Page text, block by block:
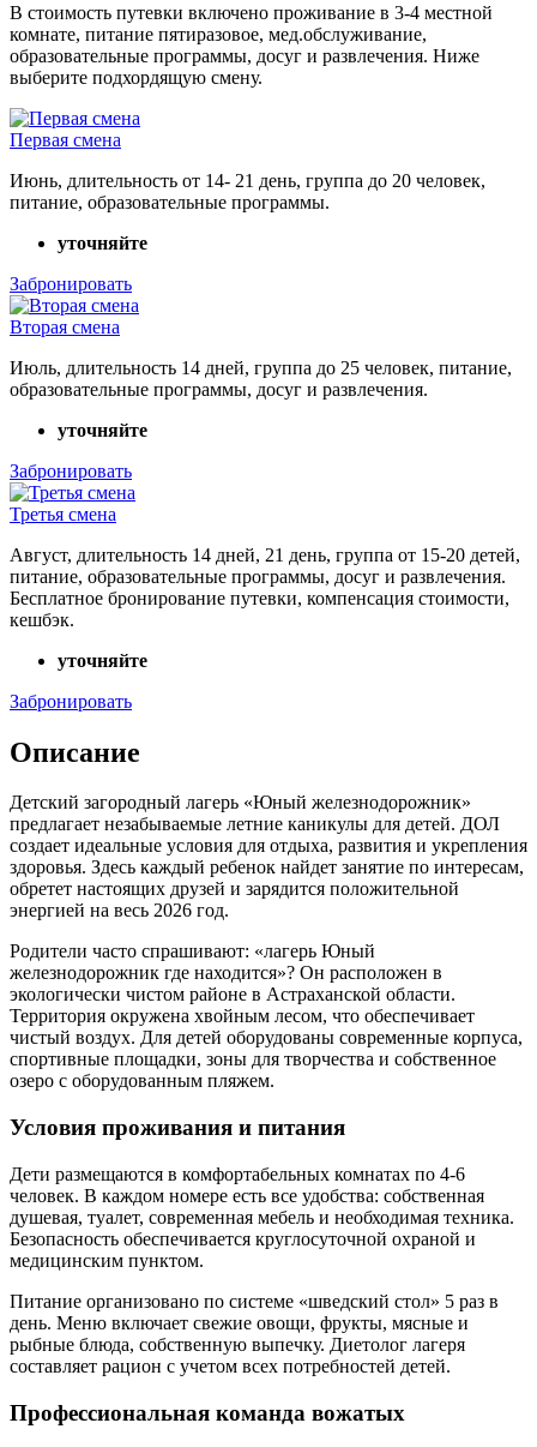
В стоимость путевки включено проживание в 3-4 местной
комнате, питание пятиразовое, мед.обслуживание,
образовательные программы, досуг и развлечения. Ниже
выберите подхордящую смену.
Первая смена
Июнь, длительность от 14- 21 день, группа до 20 человек,
питание, образовательные программы.
уточняйте
Забронировать
Вторая смена
Июль, длительность 14 дней, группа до 25 человек, питание,
образовательные программы, досуг и развлечения.
уточняйте
Забронировать
Третья смена
Август, длительность 14 дней, 21 день, группа от 15-20 детей,
питание, образовательные программы, досуг и развлечения.
Бесплатное бронирование путевки, компенсация стоимости,
кешбэк.
уточняйте
Забронировать
Описание
Детский загородный лагерь «Юный железнодорожник»
предлагает незабываемые летние каникулы для детей. ДОЛ
создает идеальные условия для отдыха, развития и укрепления
здоровья. Здесь каждый ребенок найдет занятие по интересам,
обретет настоящих друзей и зарядится положительной
энергией на весь 2026 год.
Родители часто спрашивают: «лагерь Юный
железнодорожник где находится»? Он расположен в
экологически чистом районе в Астраханской области.
Территория окружена хвойным лесом, что обеспечивает
чистый воздух. Для детей оборудованы современные корпуса,
спортивные площадки, зоны для творчества и собственное
озеро с оборудованным пляжем.
Условия проживания и питания
Дети размещаются в комфортабельных комнатах по 4-6
человек. В каждом номере есть все удобства: собственная
душевая, туалет, современная мебель и необходимая техника.
Безопасность обеспечивается круглосуточной охраной и
медицинским пунктом.
Питание организовано по системе «шведский стол» 5 раз в
день. Меню включает свежие овощи, фрукты, мясные и
рыбные блюда, собственную выпечку. Диетолог лагеря
составляет рацион с учетом всех потребностей детей.
Профессиональная команда вожатых